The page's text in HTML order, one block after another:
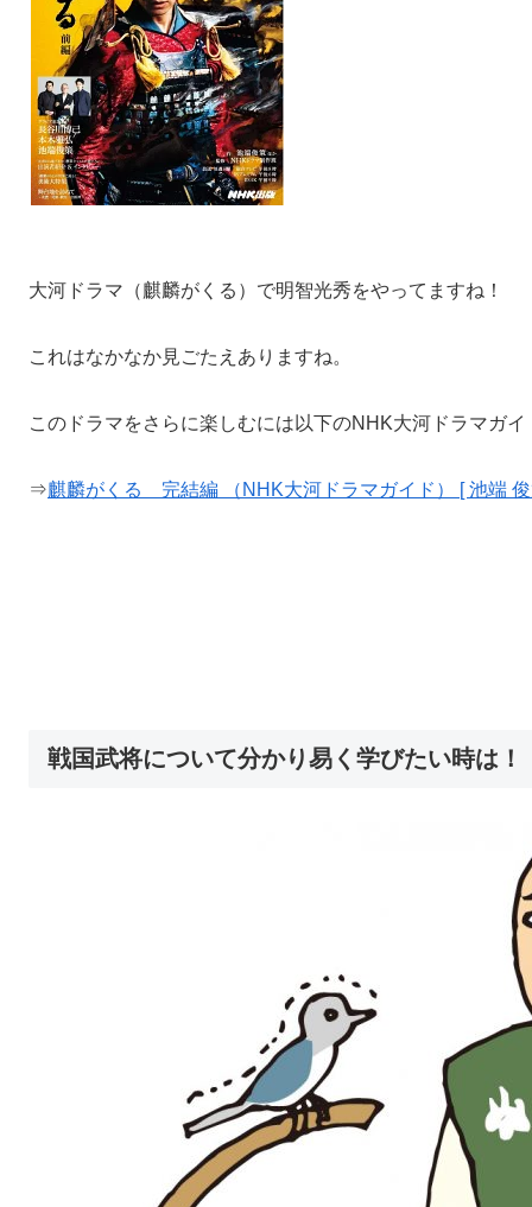
大河ドラマ（麒麟がくる）で明智光秀をやってますね！
これはなかなか見ごたえありますね。
このドラマをさらに楽しむには以下のNHK大河ドラマガ
⇒麒麟がくる 完結編 （NHK大河ドラマガイド） [ 池端
戦国武将について分かり易く学びたい時は！